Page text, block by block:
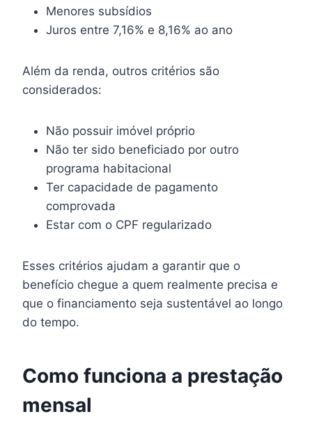
Menores subsídios
Juros entre 7,16% e 8,16% ao ano
Além da renda, outros critérios são
considerados:
Não possuir imóvel próprio
Não ter sido beneficiado por outro
programa habitacional
Ter capacidade de pagamento
comprovada
Estar com o CPF regularizado
Esses critérios ajudam a garantir que o
benefício chegue a quem realmente precisa e
que o financiamento seja sustentável ao longo
do tempo.
Como funciona a prestação
mensal